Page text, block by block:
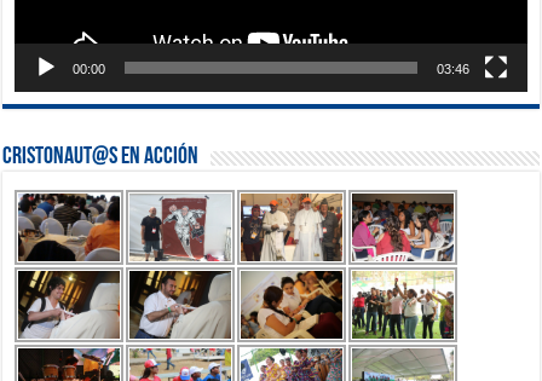
00:00 03:46
Cristonaut@s en Acción